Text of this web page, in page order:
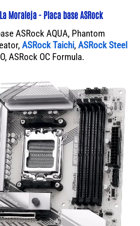
Moraleja - Placa base ASRock
ASRock AQUA, Phantom
ASRock Taichi, ASRock Steel
ASRock OC Formula.